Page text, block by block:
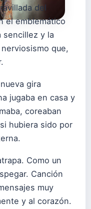
del
el emblemático
sencillez y la
que,
gira
jugaba en casa y
coreaban
hubiera sido por
Como un
Canción
muy
y al corazón.